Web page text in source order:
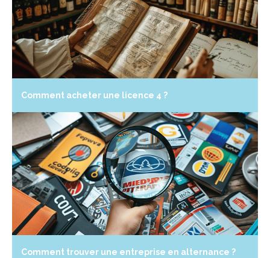
Comment acheter une licence 4 ?
Comment trouver une entreprise en alternance ?